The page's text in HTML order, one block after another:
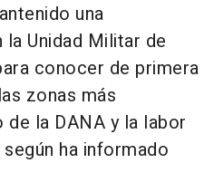
una
Unidad Militar de
conocer de primera
zonas más
la DANA y la labor
ha informado